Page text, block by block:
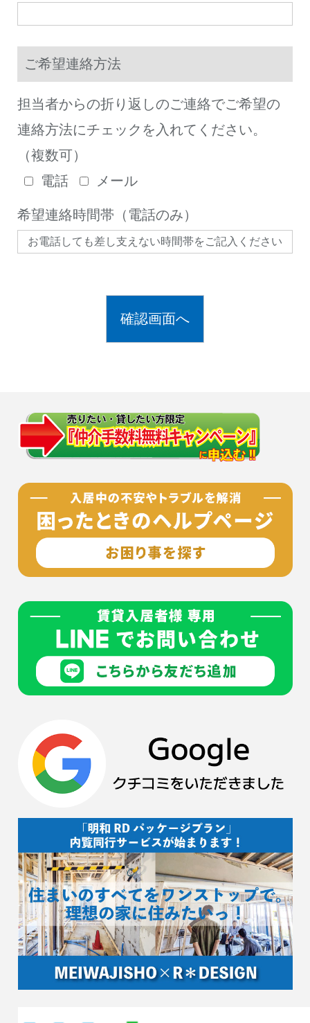
ご希望連絡方法
担当者からの折り返しのご連絡でご希望の
連絡方法にチェックを入れてください。
（複数可）
電話
メール
希望連絡時間帯（電話のみ）